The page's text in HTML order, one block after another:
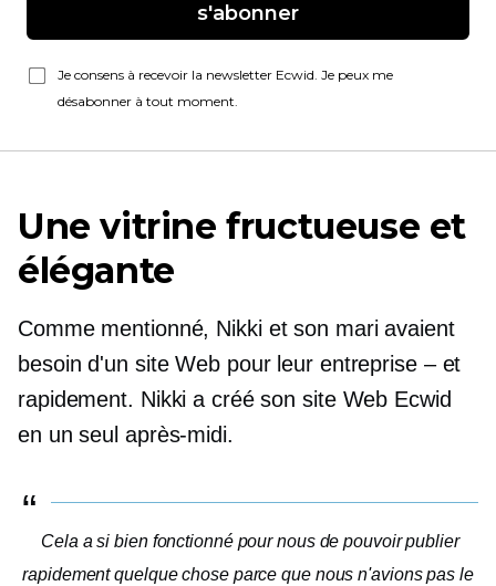
s'abonner
Je consens à recevoir la newsletter Ecwid. Je peux me
désabonner à tout moment.
Une vitrine fructueuse et
élégante
Comme mentionné, Nikki et son mari avaient
besoin d'un site Web pour leur entreprise – et
rapidement. Nikki a créé son site Web Ecwid
en un seul après-midi.
Cela a si bien fonctionné pour nous de pouvoir publier
rapidement quelque chose parce que nous n'avions pas le